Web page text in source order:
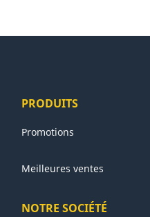
PRODUITS
Promotions
Meilleures ventes
NOTRE SOCIÉTÉ